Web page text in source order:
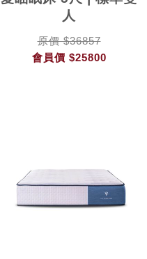
人
原價 $36857
會員價 $25800